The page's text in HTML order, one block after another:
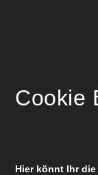
Cookie
Hier könnt Ihr